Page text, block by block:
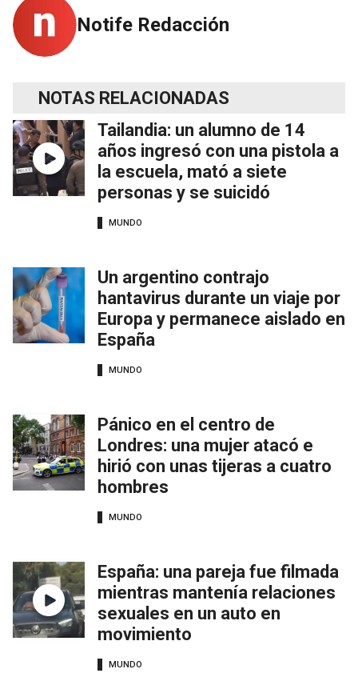
Notife Redacción
NOTAS RELACIONADAS
Tailandia: un alumno de 14
años ingresó con una pistola a
la escuela, mató a siete
personas y se suicidó
MUNDO
Un argentino contrajo
hantavirus durante un viaje por
Europa y permanece aislado en
España
MUNDO
Pánico en el centro de
Londres: una mujer atacó e
hirió con unas tijeras a cuatro
hombres
MUNDO
España: una pareja fue filmada
mientras mantenía relaciones
sexuales en un auto en
movimiento
MUNDO